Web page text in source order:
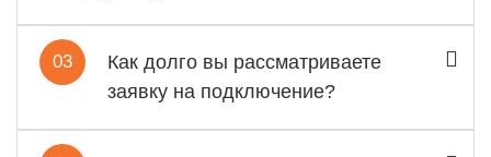
03
Как долго вы рассматриваете
заявку на подключение?